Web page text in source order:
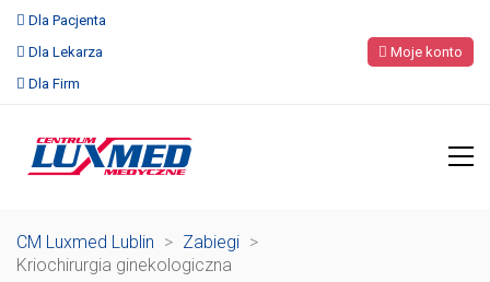
Dla Pacjenta
Dla Lekarza
Dla Firm
Moje konto
CM Luxmed Lublin > Zabiegi >
Kriochirurgia ginekologiczna